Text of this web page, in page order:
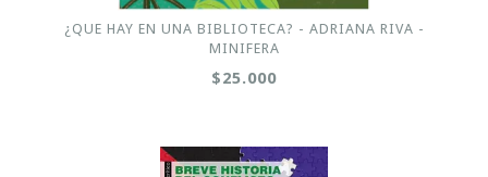
¿QUE HAY EN UNA BIBLIOTECA? - ADRIANA RIVA -
MINIFERA
$25.000